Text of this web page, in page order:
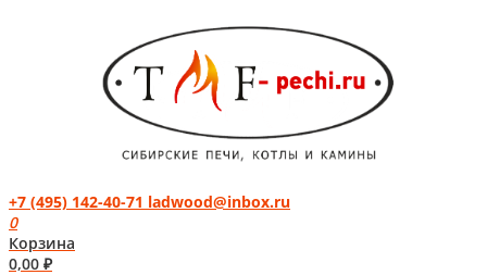
+7 (495) 142-40-71 ladwood@inbox.ru
0
Корзина
0,00 ₽